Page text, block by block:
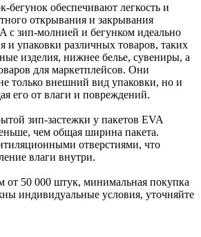
бегунок обеспечивают легкость и
открывания и закрывания
с зип-молнией и бегунком идеально
и упаковки различных товаров, таких
изделия, нижнее белье, сувениры, а
для маркетплейсов. Они
только внешний вид упаковки, но и
его от влаги и повреждений.
зип-застежки у пакетов EVA
чем общая ширина пакета.
отверстиями, что
влаги внутри.
от 50 000 штук, минимальная покупка
индивидуальные условия, уточняйте